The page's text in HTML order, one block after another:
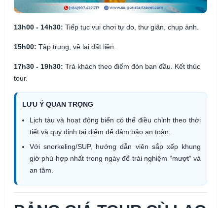
13h00 - 14h30: Tiếp tục vui chơi tự do, thư giãn, chụp ảnh.
15h00: Tập trung, về lại đất liền.
17h30 - 19h30: Trả khách theo điểm đón ban đầu. Kết thúc
tour.
LƯU Ý QUAN TRỌNG
Lịch tàu và hoạt động biển có thể điều chỉnh theo thời
tiết và quy định tại điểm để đảm bảo an toàn.
Với snorkeling/SUP, hướng dẫn viên sắp xếp khung
giờ phù hợp nhất trong ngày để trải nghiệm “mượt” và
an tâm.